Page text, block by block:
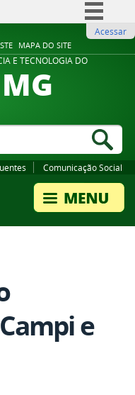
MAPA DO SITE
Comunica BR
Participe
Legislação
Acessar
E TECNOLOGIA DO
Comunicação Social
e